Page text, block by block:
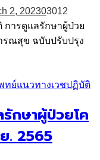
2, 202303012
การดูแลรักษาผู้ป่วย
รณสุข ฉบับปรับปรุง
ทย์แนวทางเวชปฏิบัติ
กษาผู้ป่วยโค
. 2565